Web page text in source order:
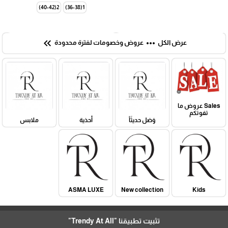
1(36-38)
2(40-42)
عرض الكل more_horiz عروض وخصومات لفترة محدودة keyboard_double_arrow_left
Sales عروض ما
تفوتكم
وَصَل حديثَاً
أحذية ملابس
Kids
New collection
ASMA LUXE
تثبيت تطبيقنا "Trendy At All"